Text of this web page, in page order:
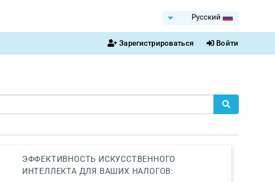
Pусский
Зарегистрироваться Войти
ЭФФЕКТИВНОСТЬ ИСКУССТВЕННОГО
ИНТЕЛЛЕКТА ДЛЯ ВАШИХ НАЛОГОВ: